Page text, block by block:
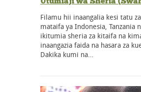
Filamu hii inaangalia kesi tatu
mataifa ya Indonesia, Tanzania
ikitumia sheria za kitaifa na
inaangazia faida na hasara za
Dakika kumi na…